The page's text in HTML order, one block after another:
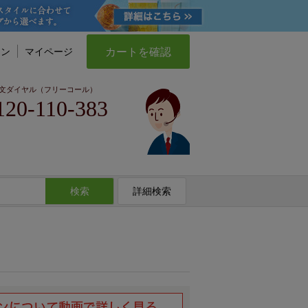
マイページ カートを確認
ダイヤル（フリーコール）
110-383
検索 詳細検索